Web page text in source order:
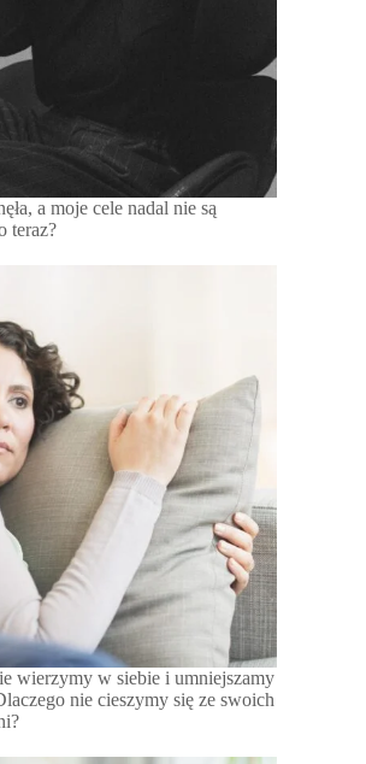
a moje cele nadal nie są
teraz?
wierzymy w siebie i umniejszamy
nie cieszymy się ze swoich